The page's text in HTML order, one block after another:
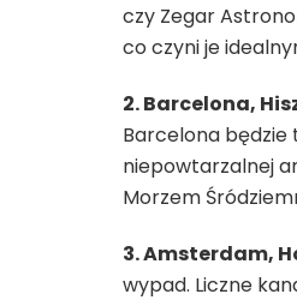
czy Zegar
co czyni je
2. Barcelona,
Barcelona będzie
niepowtarzalnej
Morzem
3. Amsterdam,
wypad. Liczne